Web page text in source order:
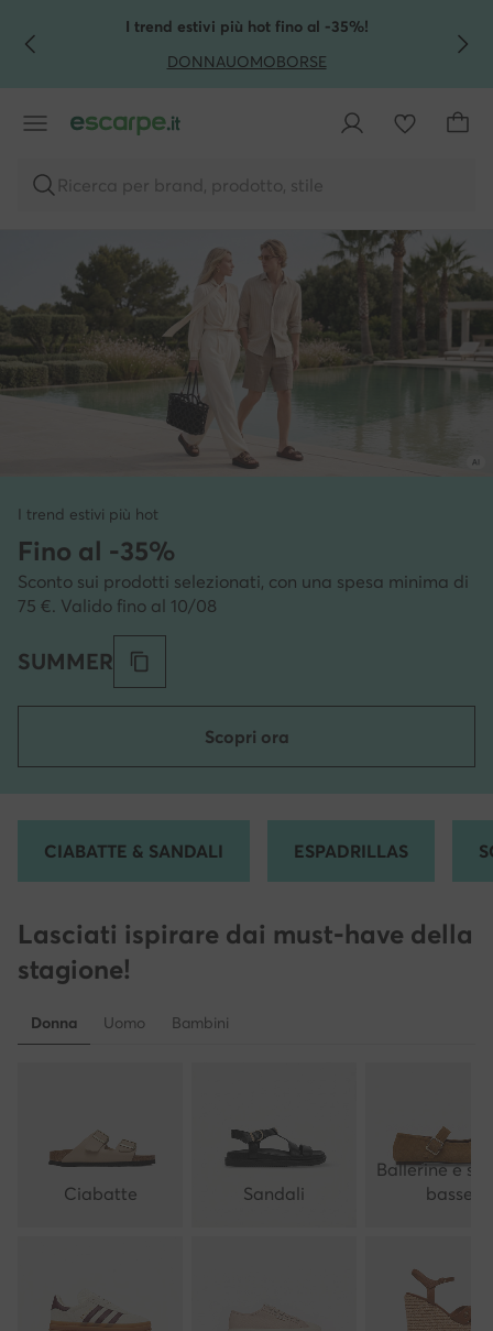
VAI AL CONTENUTO PRINCIPALE
VAI ALLA RICERCAI trend estivi più hot fino al -35%!
DONNAUOMOBORSE
Ricerca per brand, prodotto, stile
I trend estivi più hot
Fino al -35%
Sconto sui prodotti selezionati, con una spesa minima di
75 €. Valido fino al 10/08
SUMMER
Scopri ora
CIABATTE & SANDALI ESPADRILLAS
Lasciati ispirare dai must-have della
stagione!
Donna Uomo Bambini
Ciabatte Sandali
Ballerine e
basse